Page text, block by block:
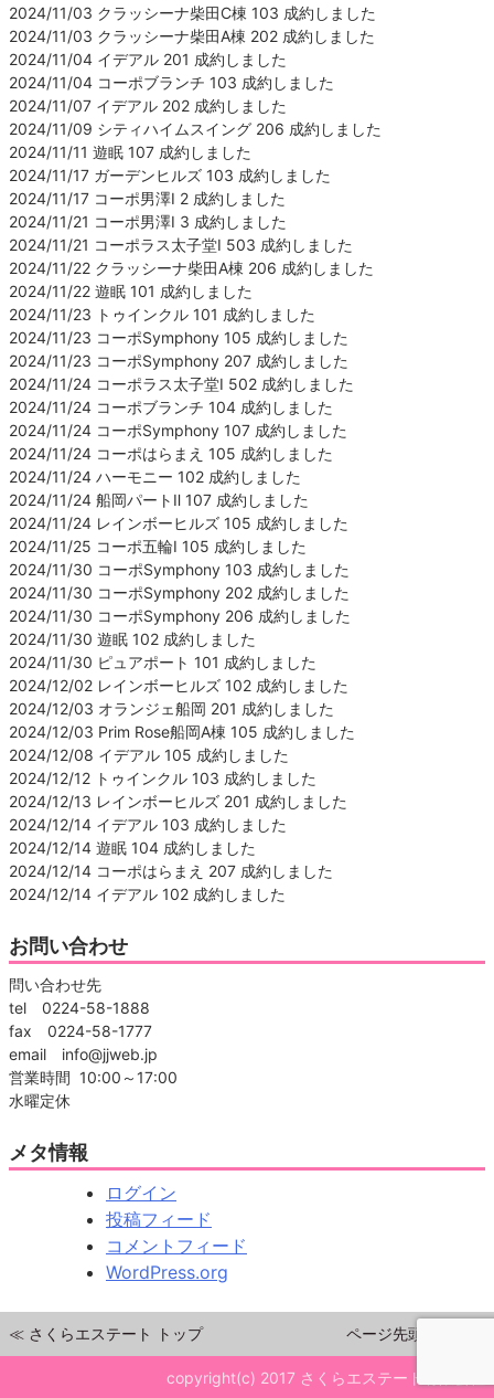
2024/11/03 クラッシーナ柴田C棟 103 成約しました
2024/11/03 クラッシーナ柴田A棟 202 成約しました
2024/11/04 イデアル 201 成約しました
2024/11/04 コーポブランチ 103 成約しました
2024/11/07 イデアル 202 成約しました
2024/11/09 シティハイムスイング 206 成約しました
2024/11/11 遊眠 107 成約しました
2024/11/17 ガーデンヒルズ 103 成約しました
2024/11/17 コーポ男澤Ⅰ 2 成約しました
2024/11/21 コーポ男澤Ⅰ 3 成約しました
2024/11/21 コーポラス太子堂Ⅰ 503 成約しました
2024/11/22 クラッシーナ柴田A棟 206 成約しました
2024/11/22 遊眠 101 成約しました
2024/11/23 トゥインクル 101 成約しました
2024/11/23 コーポSymphony 105 成約しました
2024/11/23 コーポSymphony 207 成約しました
2024/11/24 コーポラス太子堂Ⅰ 502 成約しました
2024/11/24 コーポブランチ 104 成約しました
2024/11/24 コーポSymphony 107 成約しました
2024/11/24 コーポはらまえ 105 成約しました
2024/11/24 ハーモニー 102 成約しました
2024/11/24 船岡パートⅡ 107 成約しました
2024/11/24 レインボーヒルズ 105 成約しました
2024/11/25 コーポ五輪Ⅰ 105 成約しました
2024/11/30 コーポSymphony 103 成約しました
2024/11/30 コーポSymphony 202 成約しました
2024/11/30 コーポSymphony 206 成約しました
2024/11/30 遊眠 102 成約しました
2024/11/30 ピュアポート 101 成約しました
2024/12/02 レインボーヒルズ 102 成約しました
2024/12/03 オランジェ船岡 201 成約しました
2024/12/03 Prim Rose船岡A棟 105 成約しました
2024/12/08 イデアル 105 成約しました
2024/12/12 トゥインクル 103 成約しました
2024/12/13 レインボーヒルズ 201 成約しました
2024/12/14 イデアル 103 成約しました
2024/12/14 遊眠 104 成約しました
2024/12/14 コーポはらまえ 207 成約しました
2024/12/14 イデアル 102 成約しました
お問い合わせ
問い合わせ先
tel 0224-58-1888
fax 0224-58-1777
email info@jjweb.jp
営業時間 10:00～17:00
水曜定休
メタ情報
ログイン
投稿フィード
コメントフィード
WordPress.org
≪ さくらエステート トップ ページ先頭へ戻る▲
copyright(c) 2017 さくらエステート有限会社